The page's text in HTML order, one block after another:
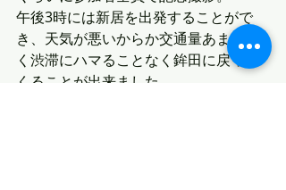
午後3時には新居を出発することがで
き、天気が悪いからか交通量あまりな
く渋滞にハマることなく鉾田に戻って
くることが出来ました。